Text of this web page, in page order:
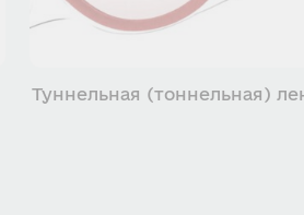
Туннельная (тоннельная)